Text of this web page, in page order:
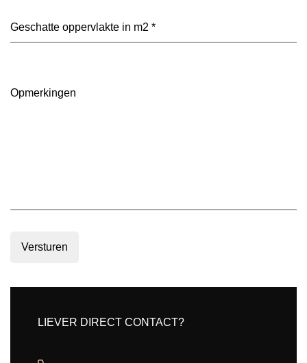
Opmerkingen
Versturen
LIEVER DIRECT CONTACT?